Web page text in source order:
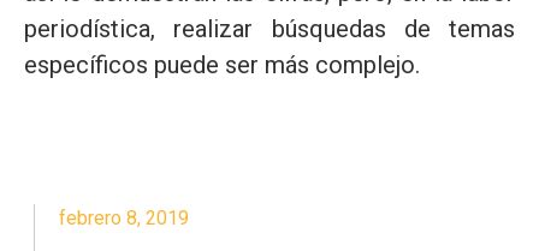
periodística, realizar búsquedas de temas
específicos puede ser más complejo.
febrero 8, 2019